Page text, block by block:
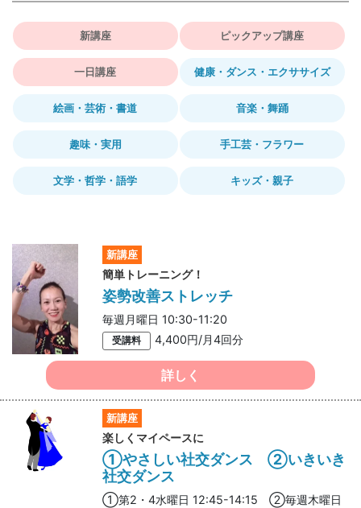
新講座 ピックアップ講座
一日講座 健康・ダンス・エクササイズ
絵画・芸術・書道 音楽・舞踊
趣味・実用 手工芸・フラワー
文学・哲学・語学 キッズ・親子
新講座
簡単トレーニング！
姿勢改善ストレッチ
毎週月曜日 10:30-11:20
受講料 4,400円/月4回分
詳しく
新講座
楽しくマイペースに
①やさしい社交ダンス ②いきいき
社交ダンス
①第2・4水曜日 12:45-14:15 ②毎週木曜日